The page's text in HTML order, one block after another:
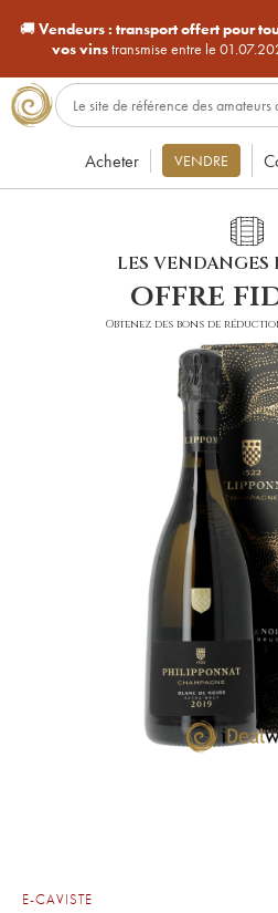
🚚Vendeurs : transport offert pour
vos vinstransmise entre le
Acheter VENDRE
LES
offre
Obtenez des bons de
E-CAVISTE